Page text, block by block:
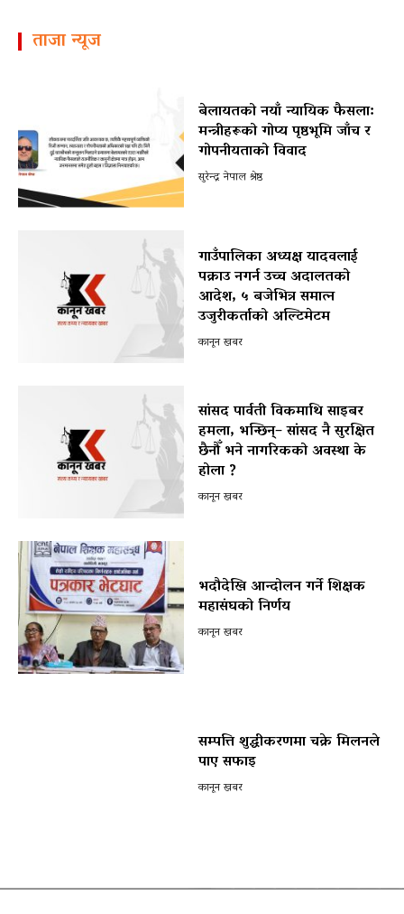
ताजा न्यूज
बेलायतको नयाँ न्यायिक फैसला:
मन्त्रीहरूको गोप्य पृष्ठभूमि जाँच र
गोपनीयताको विवाद
सुरेन्द्र नेपाल श्रेष्ठ
गाउँपालिका अध्यक्ष यादवलाई
पक्राउ नगर्न उच्च अदालतको
आदेश, ५ बजेभित्र समात्न
उजुरीकर्ताको अल्टिमेटम
कानून खबर
सांसद पार्वती विकमाथि साइबर
हमला, भन्छिन्– सांसद नै सुरक्षित
छैनौँ भने नागरिकको अवस्था के
होला ?
कानून खबर
भदौदेखि आन्दोलन गर्ने शिक्षक
महासंघको निर्णय
कानून खबर
सम्पत्ति शुद्धीकरणमा चक्रे मिलनले
पाए सफाइ
कानून खबर